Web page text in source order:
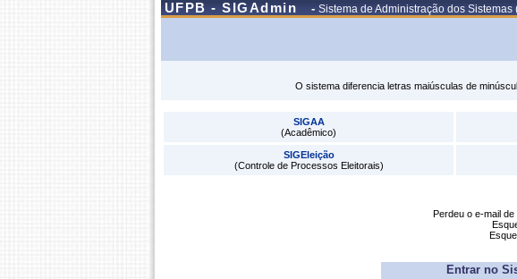
UFPB - SIGAdmin - Sistema de Administração dos Sistemas
O sistema diferencia letras maiúsculas de
SIGAA
(Acadêmico)
SIGEleição
(Controle de Processos Eleitorais)
Perdeu o e-mail
Entrar no